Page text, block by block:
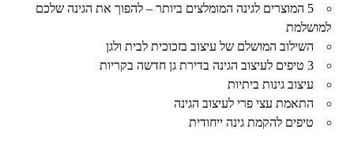
5 המוצרים לגינה המומלצים ביותר – להפוך את הגינה שלכם
למושלמת
השילוב המושלם של עיצוב בזכוכית לבית ולגן
3 טיפים לעיצוב הגינה בדירת גן חדשה בקריות
עיצוב גינות ביתיות
התאמת עצי פרי לעיצוב הגינה
טיפים להקמת גינה ייחודית